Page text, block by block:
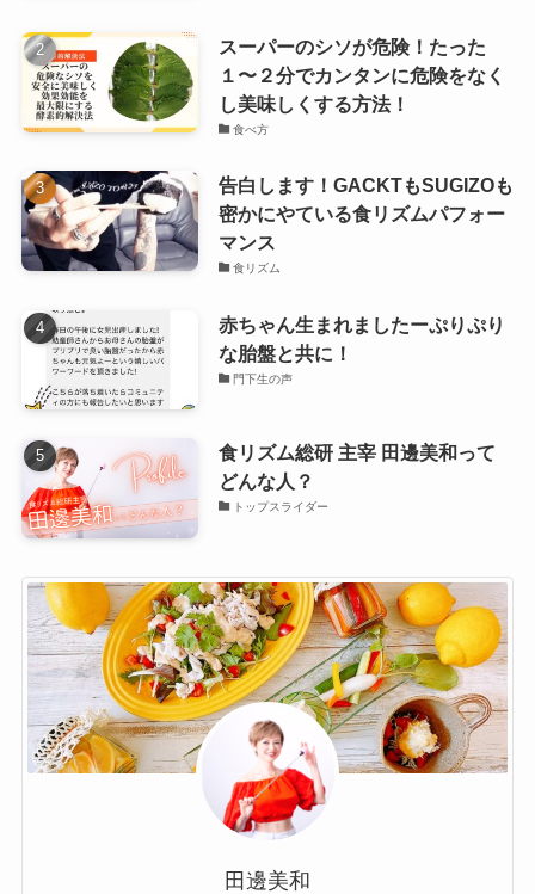
スーパーのシソが危険！たった
１〜２分でカンタンに危険をなく
し美味しくする方法！
食べ方
告白します！GACKTもSUGIZOも
密かにやている食リズムパフォー
マンス
食リズム
赤ちゃん生まれましたーぷりぷり
な胎盤と共に！
門下生の声
食リズム総研 主宰 田邊美和って
どんな人？
トップスライダー
田邊美和